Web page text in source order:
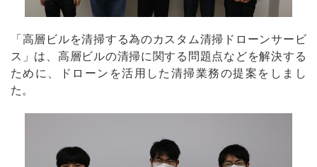
「高層ビルを清掃する為のカスタム清掃ドローンサービ
ス」は、高層ビルの清掃に関する問題点などを解決する
ために、ドローンを活用した清掃業務の提案をしまし
た。